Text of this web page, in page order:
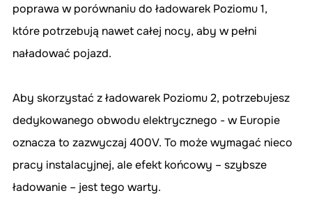
poprawa w porównaniu do ładowarek Poziomu 1,
które potrzebują nawet całej nocy, aby w pełni
naładować pojazd.
Aby skorzystać z ładowarek Poziomu 2, potrzebujesz
dedykowanego obwodu elektrycznego - w Europie
oznacza to zazwyczaj 400V. To może wymagać nieco
pracy instalacyjnej, ale efekt końcowy – szybsze
ładowanie – jest tego warty.